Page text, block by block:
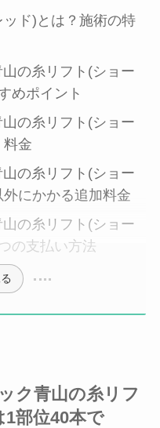
ド)とは？施術の特
の糸リフト(ショー
めポイント
の糸リフト(ショー
料金
の糸リフト(ショー
外にかかる追加料金
の糸リフト(ショー
の支払い方法
ク青山の糸リフ
1部位40本で